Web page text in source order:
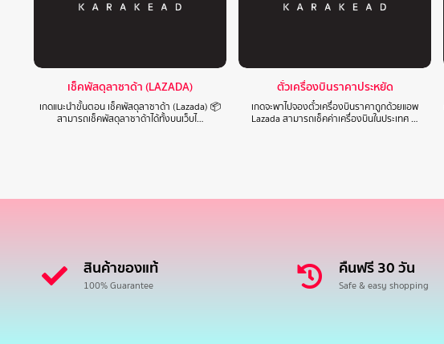
เช็คพัสดุลาซาด้า (LAZADA)
เกดแนะนำขั้นตอน เช็คพัสดุลาซาด้า (Lazada) 📦
สามารถเช็คพัสดุลาซาด้าได้ทั้งบนเว็บไ…
ตั๋วเครื่องบินราคาประหยัด
เกดจะพาไปจองตั๋วเครื่องบินราคาถูกด้วยแอพ
Lazada สามารถเช็คค่าเครื่องบินในประเทศ …
สินค้าของแท้
100% Guarantee
คืนฟรี 30 วัน
Safe & easy shopping